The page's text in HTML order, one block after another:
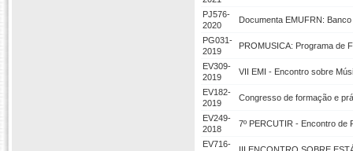
PJ576-
2020
Documenta EMUFRN:
PG031-
2019
PROMUSICA: Programa de
EV309-
2019
VII EMI - Encontro sobre
EV182-
2019
Congresso de formação e
EV249-
2018
7º PERCUTIR - Encontro de
EV716-